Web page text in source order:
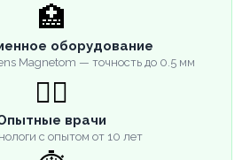
🏥
оборудование
Magnetom — точность до 0.5 мм
👨‍⚕️
врачи
с опытом от 10 лет